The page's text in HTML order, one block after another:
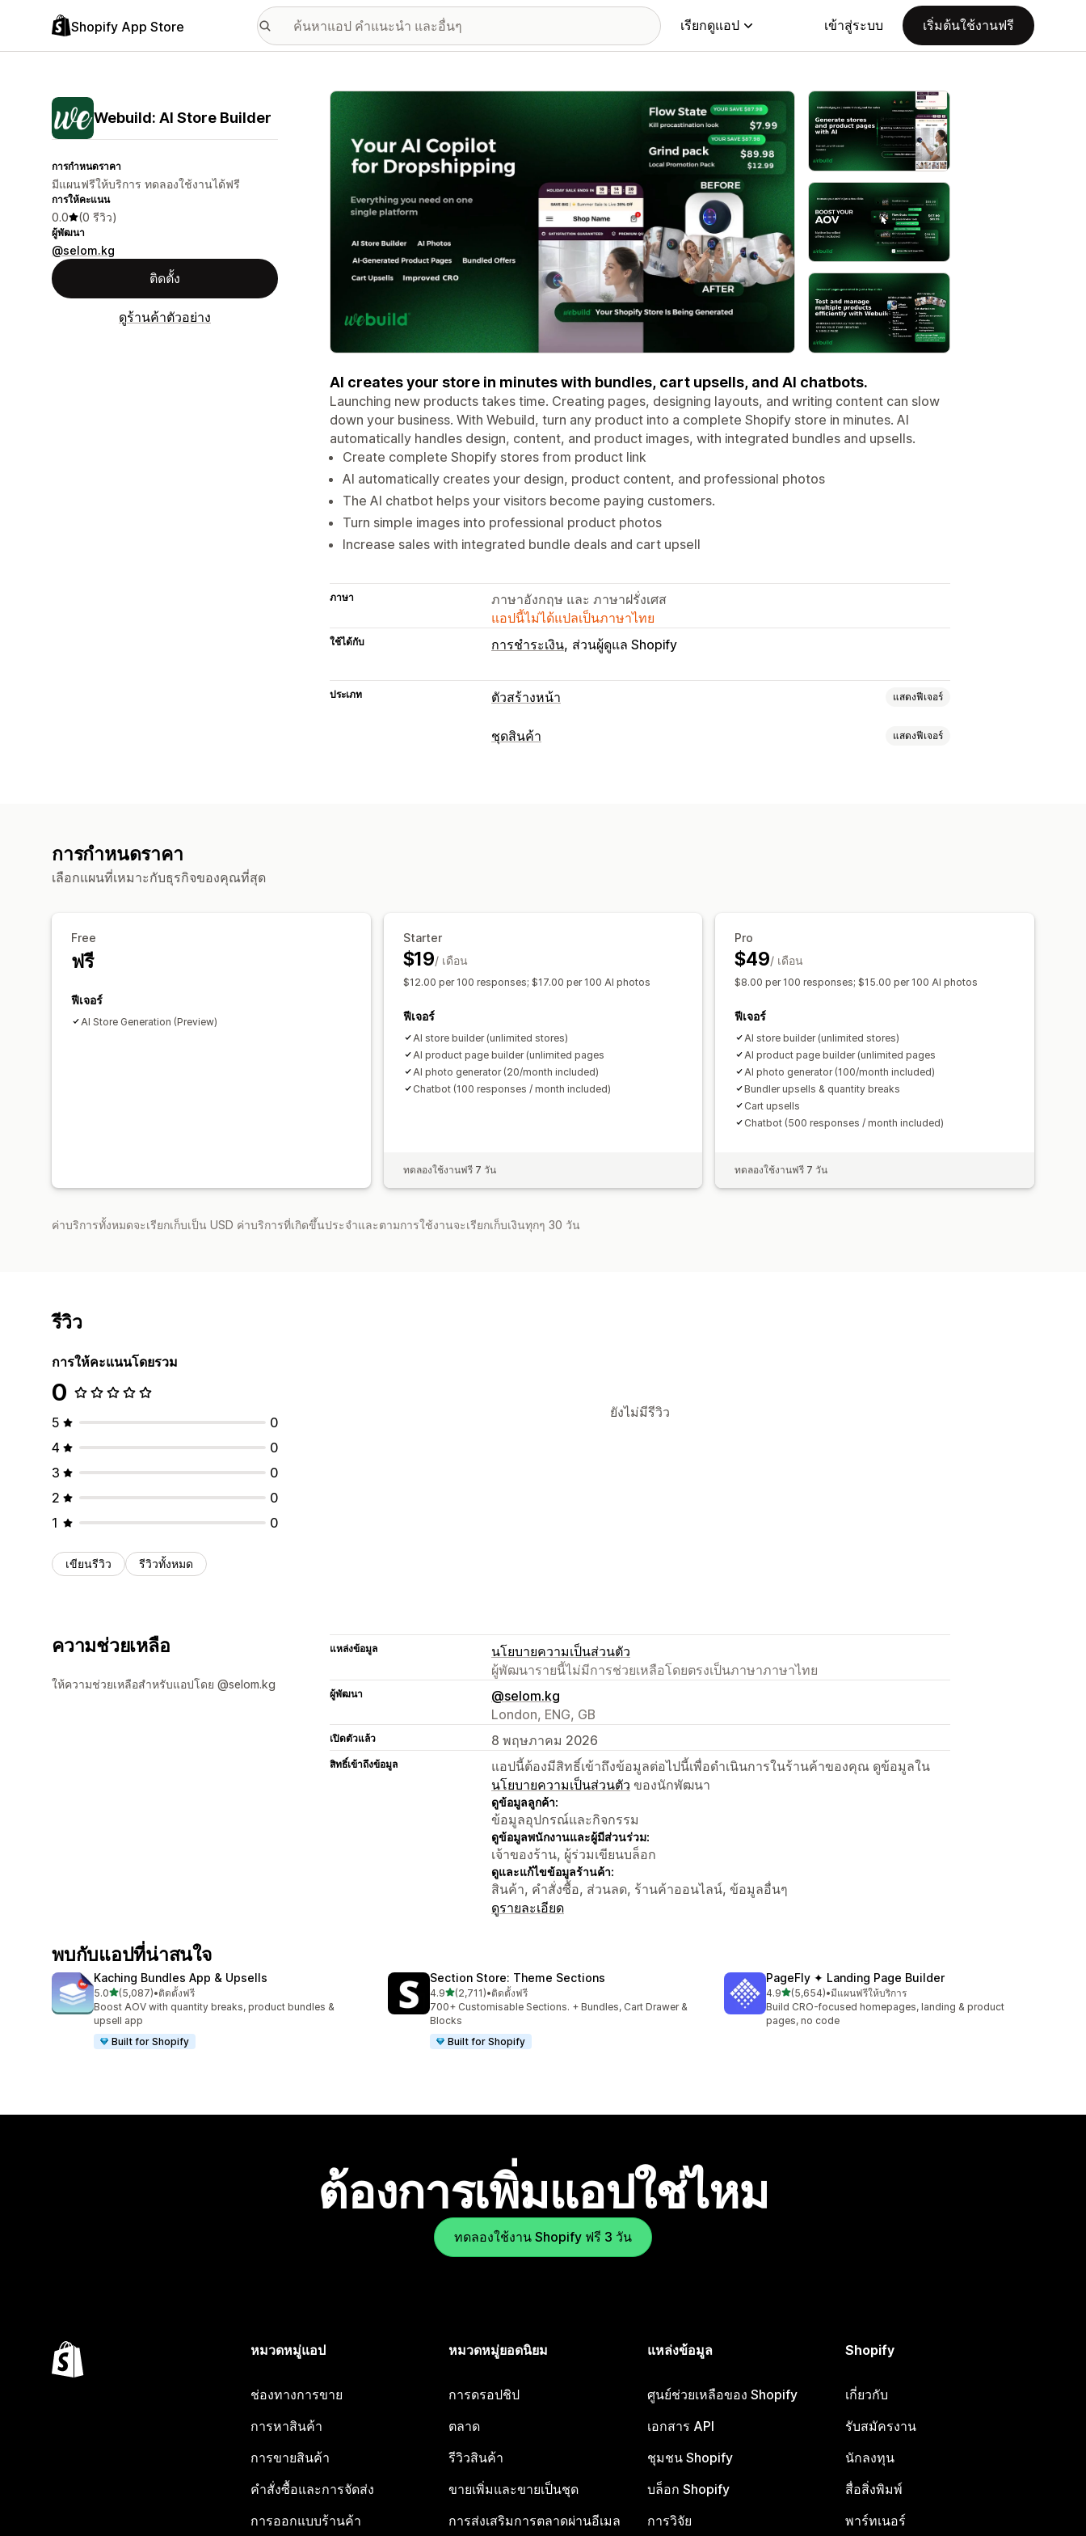
Shopify App Store เรียกดูแอป เข้าสู่ระบบ เริ่มต้นใช้งานฟรี
Webuild: AI Store Builder
การกำหนดราคา
มีแผนฟรีให้บริการ ทดลองใช้งานได้ฟรี
การให้คะแนน
0.0 (0 รีวิว)
ผู้พัฒนา
@selom.kg
ติดตั้ง
ดูร้านค้าตัวอย่าง
แกลเลอรีรูปภาพที่แสดง
AI creates your store in minutes with bundles, cart upsells, and AI chatbots.
Launching new products takes time. Creating pages, designing layouts, and writing content can slow
down your business. With Webuild, turn any product into a complete Shopify store in minutes. AI
automatically handles design, content, and product images, with integrated bundles and upsells.
Create complete Shopify stores from product link
AI automatically creates your design, product content, and professional photos
The AI chatbot helps your visitors become paying customers.
Turn simple images into professional product photos
Increase sales with integrated bundle deals and cart upsell
ภาษา
ภาษาอังกฤษ และ ภาษาฝรั่งเศส
แอปนี้ไม่ได้แปลเป็นภาษาไทย
ใช้ได้กับ การชำระเงิน ส่วนผู้ดูแล Shopify
ประเภท ตัวสร้างหน้า แสดงฟีเจอร์
ประเภทหน้า
ชุดสินค้า แสดงฟีเจอร์
การกำหนดราคาแบบกำหนดเอง
การกำหนดราคา
เลือกแผนที่เหมาะกับธุรกิจของคุณที่สุด
Free
ฟรี
ฟีเจอร์
AI Store Generation (Preview)
Starter
$19/ เดือน
$12.00 per 100 responses; $17.00 per 100 AI photos
ฟีเจอร์
AI store builder (unlimited stores)
AI product page builder (unlimited pages
AI photo generator (20/month included)
Chatbot (100 responses / month included)
ทดลองใช้งานฟรี 7 วัน
Pro
$49/ เดือน
$8.00 per 100 responses; $15.00 per 100 AI photos
ฟีเจอร์
AI store builder (unlimited stores)
AI product page builder (unlimited pages
AI photo generator (100/month included)
Bundler upsells & quantity breaks
Cart upsells
Chatbot (500 responses / month included)
ทดลองใช้งานฟรี 7 วัน
ค่าบริการทั้งหมดจะเรียกเก็บเป็น USD ค่าบริการที่เกิดขึ้นประจำและตามการใช้งานจะเรียกเก็บเงินทุกๆ 30 วัน
รีวิว
การให้คะแนนโดยรวม
0
5
0
4
0
3
0
2
0
1
0
เขียนรีวิว รีวิวทั้งหมด
ยังไม่มีรีวิว
ความช่วยเหลือ
ให้ความช่วยเหลือสำหรับแอปโดย @selom.kg
แหล่งข้อมูล
นโยบายความเป็นส่วนตัว
ผู้พัฒนารายนี้ไม่มีการช่วยเหลือโดยตรงเป็นภาษาภาษาไทย
ผู้พัฒนา
@selom.kg
London, ENG, GB
เปิดตัวแล้ว 8 พฤษภาคม 2026
สิทธิ์เข้าถึงข้อมูล
แอปนี้ต้องมีสิทธิ์เข้าถึงข้อมูลต่อไปนี้เพื่อดำเนินการในร้านค้าของคุณ ดูข้อมูลใน
นโยบายความเป็นส่วนตัว ของนักพัฒนา
ดูข้อมูลลูกค้า:
ข้อมูลอุปกรณ์และกิจกรรม
ดูข้อมูลพนักงานและผู้มีส่วนร่วม:
เจ้าของร้าน, ผู้ร่วมเขียนบล็อก
ดูและแก้ไขข้อมูลร้านค้า:
สินค้า, คำสั่งซื้อ, ส่วนลด, ร้านค้าออนไลน์, ข้อมูลอื่นๆ
ดูรายละเอียด
พบกับแอปที่น่าสนใจ
Kaching Bundles App & Upsells
5.0เต็ม 5 ดาว
(5,087)
ทั้งหมด 5087 รีวิว
•ติดตั้งฟรี
Boost AOV with quantity breaks, product bundles &
upsell app
Built for Shopify
Section Store: Theme Sections
4.9เต็ม 5 ดาว
(2,711)
ทั้งหมด 2711 รีวิว
•ติดตั้งฟรี
700+ Customisable Sections. + Bundles, Cart Drawer &
Blocks
Built for Shopify
PageFly ✦ Landing Page Builder
4.9เต็ม 5 ดาว
(5,654)
ทั้งหมด 5654 รีวิว
•มีแผนฟรีให้บริการ
Build CRO-focused homepages, landing & product
pages, no code
ต้องการเพิ่มแอปใช่ไหม
ทดลองใช้งาน Shopify ฟรี 3 วัน
หมวดหมู่แอป
ช่องทางการขาย
การหาสินค้า
การขายสินค้า
คำสั่งซื้อและการจัดส่ง
การออกแบบร้านค้า
หมวดหมู่ยอดนิยม
การดรอปชิป
ตลาด
รีวิวสินค้า
ขายเพิ่มและขายเป็นชุด
การส่งเสริมการตลาดผ่านอีเมล
แหล่งข้อมูล
ศูนย์ช่วยเหลือของ Shopify
เอกสาร API
ชุมชน Shopify
บล็อก Shopify
การวิจัย
Shopify
เกี่ยวกับ
รับสมัครงาน
นักลงทุน
สื่อสิ่งพิมพ์
พาร์ทเนอร์